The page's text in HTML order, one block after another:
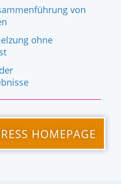
von
ohne
HOMEPAGE